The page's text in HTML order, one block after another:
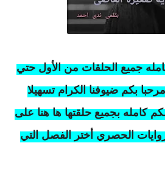
جميع الحلقات من الأول حتي
بكم ضيوفنا الكرام تسهيلا
كامله بجميع حلقتها ها هنا على
الحصري أختر الفصل التي